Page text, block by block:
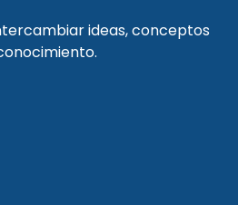
ideas, conceptos